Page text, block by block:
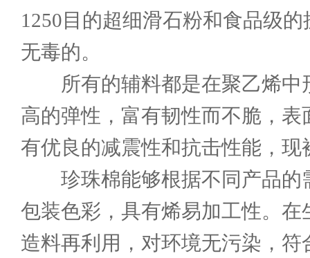
1250目的超细滑石粉和食品级
无毒的。
所有的辅料都是在聚乙烯中
高的弹性，富有韧性而不脆，
有优良的减震性和抗击性能，
珍珠棉能够根据不同产品的
包装色彩，具有烯易加工性。
造料再利用，对环境无污染，符